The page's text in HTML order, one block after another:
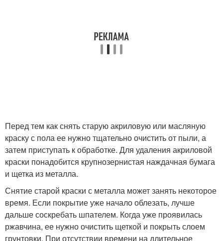
Перед тем как снять старую акриловую или масляную
краску с пола ее нужно тщательно очистить от пыли, а
затем приступать к обработке. Для удаления акриловой
краски понадобится крупнозернистая наждачная бумага
и щетка из металла.
Снятие старой краски с металла может занять некоторое
время. Если покрытие уже начало облезать, лучше
дальше соскребать шпателем. Когда уже проявилась
ржавчина, ее нужно очистить щеткой и покрыть слоем
грунтовки. При отсутствии времени на длительное